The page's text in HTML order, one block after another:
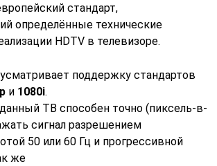
стандарт,
определённые технические
HDTV в телевизоре.
поддержку стандартов
и 1080i.
ТВ способен точно (пиксель-в-
сигнал разрешением
50 или 60 Гц и прогрессивной
же